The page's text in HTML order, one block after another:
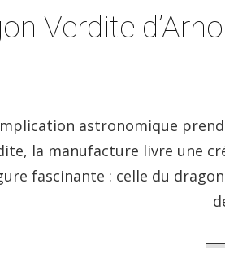
Verdite
astronomique
la manufacture livre une
fascinante : celle du